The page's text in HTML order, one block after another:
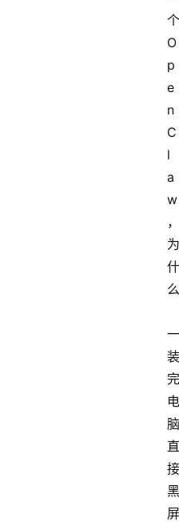
个
O
p
е
n
C
l
a
w
，
为
什
么
一
装
完
电
脑
直
接
黑
屏